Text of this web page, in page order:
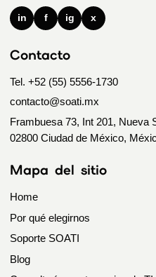
in f ig x
Contacto
Tel. +52 (55) 5556-1730
contacto@soati.mx
Frambuesa 73, Int 201, Nueva
02800 Ciudad de México,
Mapa del sitio
Home
Por qué elegirnos
Soporte SOATI
Blog